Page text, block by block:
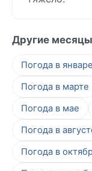
Другие
Погода в январе
Погода в марте
Погода в мае
Погода в
Погода в